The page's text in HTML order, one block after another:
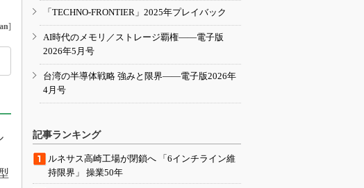
]
「TECHNO-FRONTIER」2025年プレイバック
AI時代のメモリ／ストレージ覇権――電子版
2026年5月号
台湾の半導体戦略 強みと限界――電子版2026年
4月号
記事ランキング
ルネサス高崎工場が閉鎖へ 「6インチライン維
持限界」 操業50年